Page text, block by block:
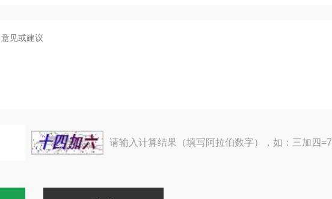
请输入计算结果（填写阿拉伯数字），如：三加四=7